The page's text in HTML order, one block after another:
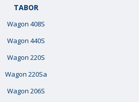
TABOR
Wagon 408S
Wagon 440S
Wagon 220S
Wagon 220Sa
Wagon 206S